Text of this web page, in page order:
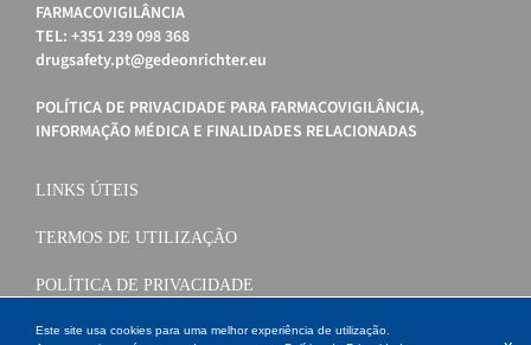
FARMACOVIGILÂNCIA
TEL: +351 239 098 368
drugsafety.pt@gedeonrichter.eu
POLÍTICA DE PRIVACIDADE PARA FARMACOVIGILÂNCIA,
INFORMAÇÃO MÉDICA E FINALIDADES RELACIONADAS
LINKS ÚTEIS
TERMOS DE UTILIZAÇÃO
POLÍTICA DE PRIVACIDADE
POLÍTICA DE COOKIES
Este site usa cookies para uma melhor experiência de utilização.